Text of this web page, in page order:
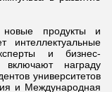
новые продукты и
интеллектуальные
и бизнес-
включают награду
университетов
и Международная